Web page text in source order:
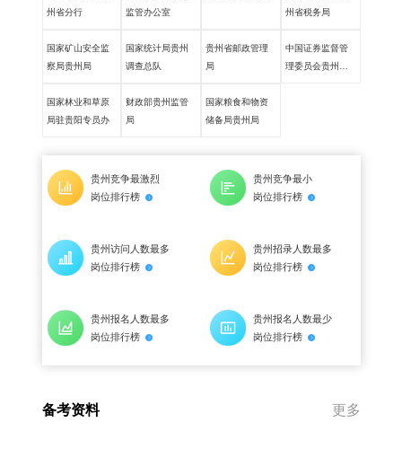
州省分行
监管办公室
州省税务局
国家矿山安全监
察局贵州局
国家统计局贵州
调查总队
贵州省邮政管理
局
中国证券监督管
理委员会贵州监
国家林业和草原
局驻贵阳专员办
财政部贵州监管
局
国家粮食和物资
储备局贵州局
贵州竞争最激烈
岗位排行榜
贵州竞争最小
岗位排行榜
贵州访问人数最多
岗位排行榜
贵州招录人数最多
岗位排行榜
贵州报名人数最多
岗位排行榜
贵州报名人数最少
岗位排行榜
备考资料 更多